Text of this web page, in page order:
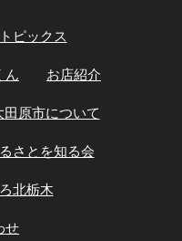
トピックス
ん お店紹介
田原市について
さとを知る会
北栃木
せ